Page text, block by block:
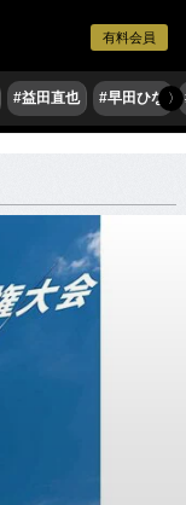
有料会員
#益田直也 #早田ひな 〉